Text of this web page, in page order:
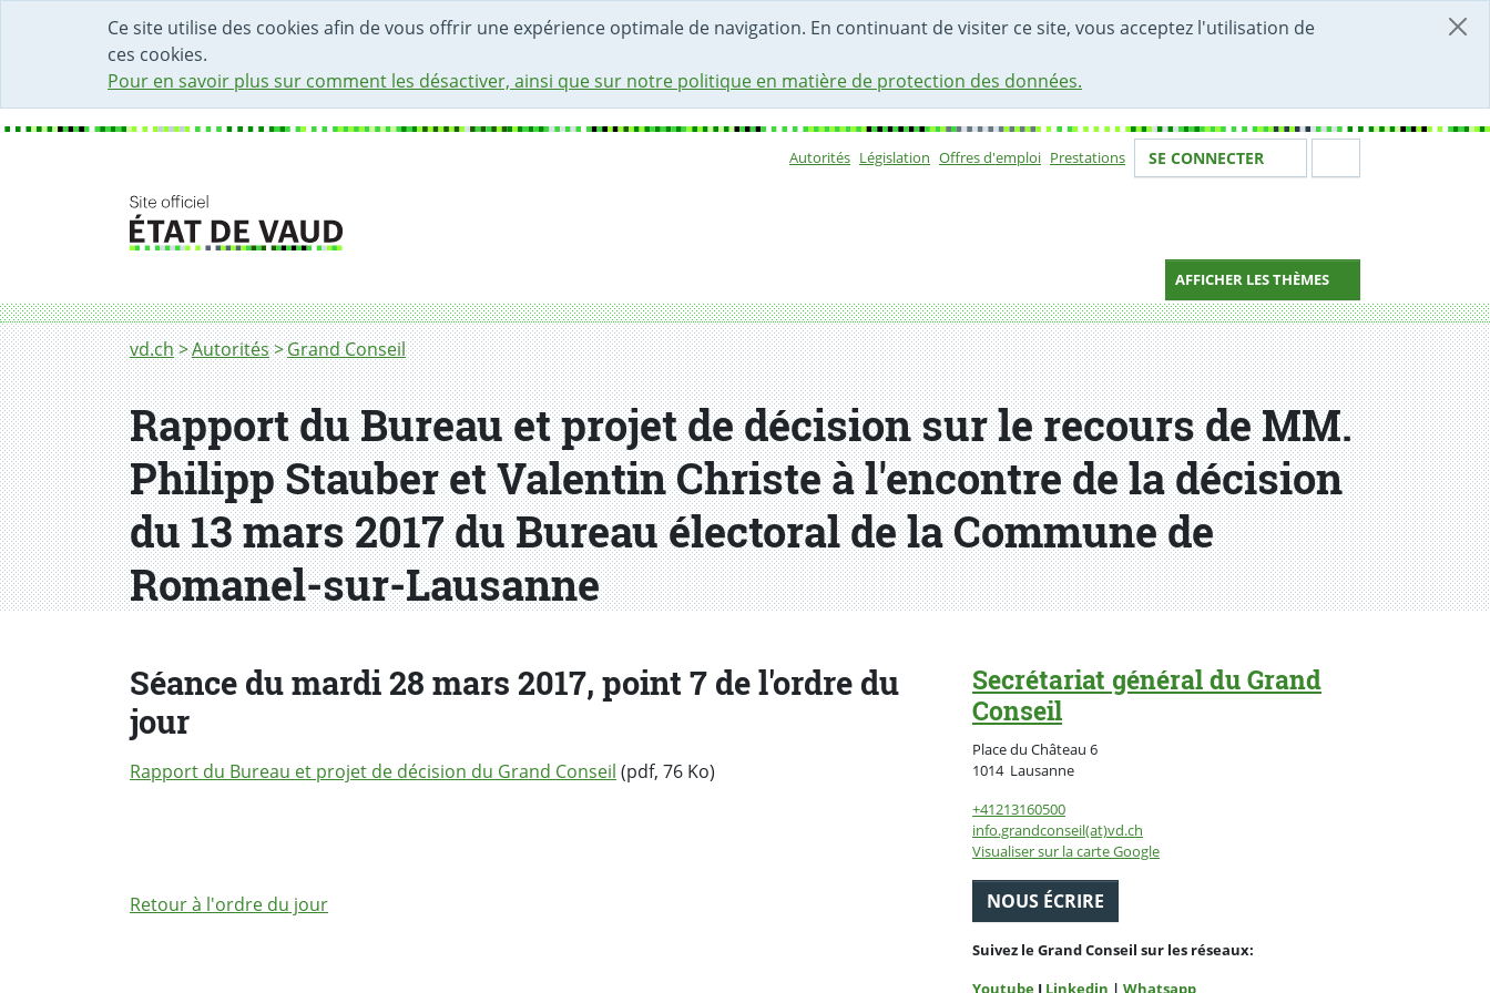
Ce site utilise des cookies afin de vous offrir une expérience optimale de navigation. En continuant de visiter ce site, vous acceptez l'utilisation de
ces cookies.
Pour en savoir plus sur comment les désactiver, ainsi que sur notre politique en matière de protection des données.
DÉBUT DU CONTENU DE LA PAGE
ACCÈS AU CHAMP DE RECHERCHE
PAGE D'ACCUEIL
FORMULAIRE DE CONTACT
Autorités Législation Offres d'emploi Prestations Votre identité
SE CONNECTER
AFFICHER LES THÈMES
Fil d'Ariane
vd.ch Autorités Grand Conseil
Rapport du Bureau et projet de décision sur le recours de MM.
Philipp Stauber et Valentin Christe à l'encontre de la décision
du 13 mars 2017 du Bureau électoral de la Commune de
Romanel-sur-Lausanne
Séance du mardi 28 mars 2017, point 7 de l'ordre du
jour
Rapport du Bureau et projet de décision du Grand Conseil (pdf, 76 Ko)
Retour à l'ordre du jour
Secrétariat général du Grand
Conseil
Place du Château 6
1014 LausanneSuisse
+41213160500
info.grandconseil(at)vd.ch
Visualiser sur la carte Google
NOUS ÉCRIRE
Suivez le Grand Conseil sur les réseaux:
Youtube I Linkedin | Whatsapp